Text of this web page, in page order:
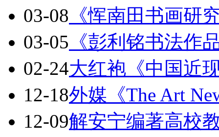
03-08 《恽南田书画研
03-05 《彭利铭书法作
02-24大红袍《中国近
12-18外媒《The Art
12-09解安宁编著高校